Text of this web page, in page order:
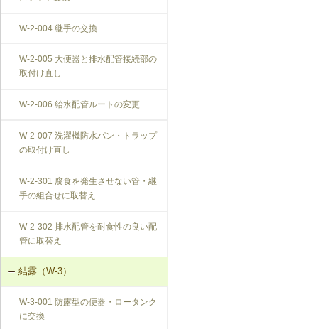
W-2-004 継手の交換
W-2-005 大便器と排水配管接続部の
取付け直し
W-2-006 給水配管ルートの変更
W-2-007 洗濯機防水パン・トラップ
の取付け直し
W-2-301 腐食を発生させない管・継
手の組合せに取替え
W-2-302 排水配管を耐食性の良い配
管に取替え
結露（W-3）
W-3-001 防露型の便器・ロータンク
に交換